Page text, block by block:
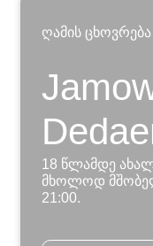
ღამის ცხოვრება
18 წლამდე
მხოლოდ
21:00.